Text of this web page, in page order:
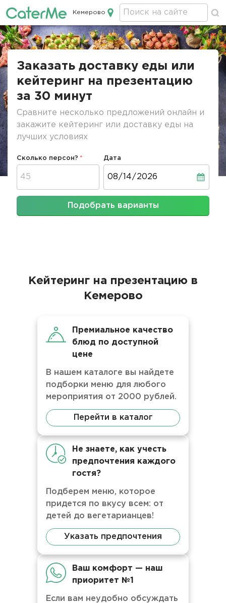
Кейтеринг в Кемерово
Кемерово
Строка
Заказать доставку еды или
кейтеринг на презентацию
за 30 минут
Сравните несколько предложений онлайн и
закажите кейтеринг или доставку еды на
лучших условиях
Сколько персон? Дата
Подобрать варианты
Кейтеринг на презентацию в
Кемерово
Премиальное качество
блюд по доступной
цене
В нашем каталоге вы найдете
подборки меню для любого
мероприятия от 2000 рублей.
Перейти в каталог
Не знаете, как учесть
предпочтения каждого
гостя?
Подберем меню, которое
придется по вкусу всем: от
детей до вегетарианцев!
Указать предпочтения
Ваш комфорт — наш
приоритет №1
Если вам неудобно обсуждать